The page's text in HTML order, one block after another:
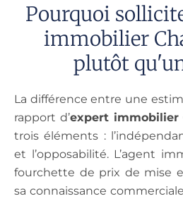
Pourquoi
immobilier
plutôt
La différence entre une
rapport d’expert immobilier
trois éléments :
et l’opposabilité. L’agent
fourchette de prix de mise
sa connaissance